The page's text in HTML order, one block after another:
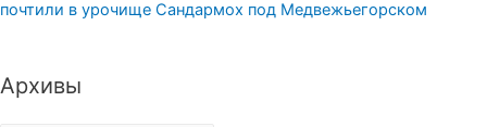
почтили в урочище Сандармох под Медвежьегорском
Архивы